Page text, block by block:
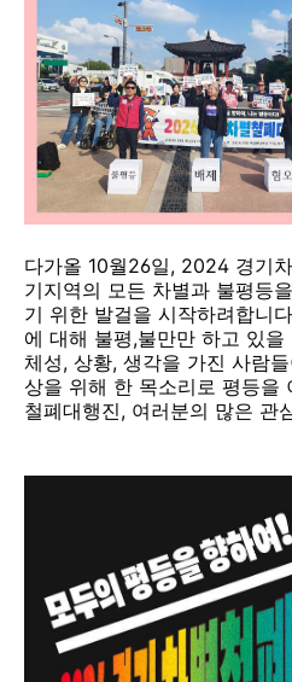
다가올 10월26일, 2024 경기
기지역의 모든 차별과 불평등
기 위한 발걸을 시작하려합니
에 대해 불평,불만만 하고 있
체성, 상황, 생각을 가진 사람
상을 위해 한 목소리로 평등을
철폐대행진, 여러분의 많은 관